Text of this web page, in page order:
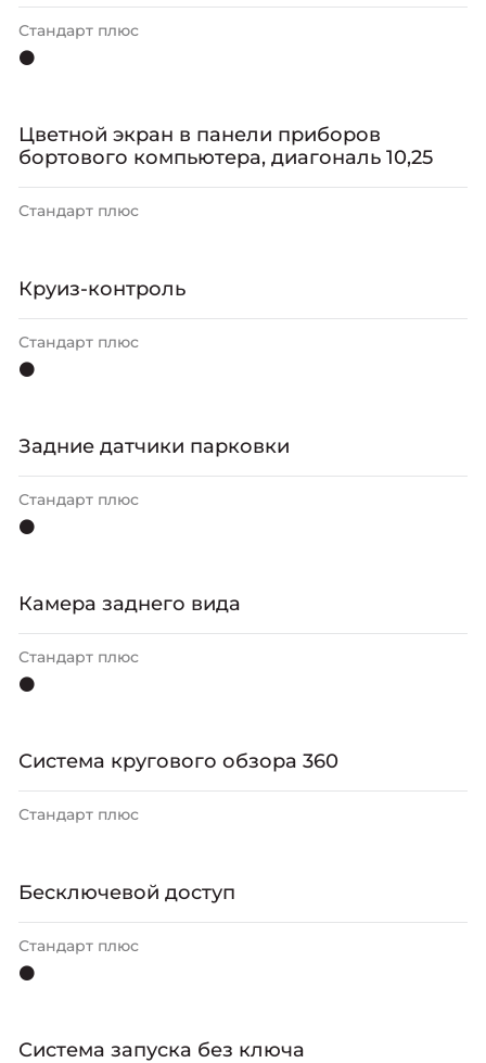
Стандарт плюс
⚫
Цветной экран в панели приборов
бортового компьютера, диагональ 10,25
Стандарт плюс
Круиз-контроль
Стандарт плюс
⚫
Задние датчики парковки
Стандарт плюс
⚫
Камера заднего вида
Стандарт плюс
⚫
Система кругового обзора 360
Стандарт плюс
Бесключевой доступ
Стандарт плюс
⚫
Система запуска без ключа